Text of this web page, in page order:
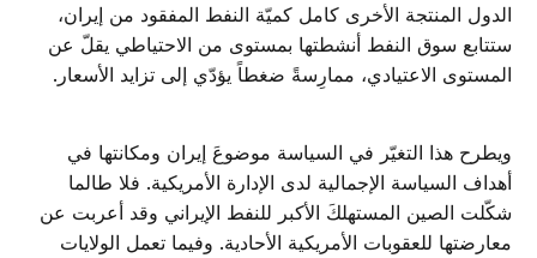
الدول المنتجة الأخرى كامل كميّة النفط المفقود من إيران،
ستتابع سوق النفط أنشطتها بمستوى من الاحتياطي يقلّ عن
المستوى الاعتيادي، ممارِسةً ضغطاً يؤدّي إلى تزايد الأسعار.
ويطرح هذا التغيّر في السياسة موضوعَ إيران ومكانتها في
أهداف السياسة الإجمالية لدى الإدارة الأمريكية. فلا طالما
شكّلت الصين المستهلكَ الأكبر للنفط الإيراني وقد أعربت عن
معارضتها للعقوبات الأمريكية الأحادية. وفيما تعمل الولايات